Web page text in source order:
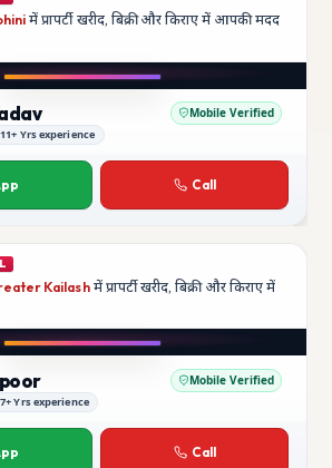
में प्रापर्टी खरीद, बिक्री और किराए में आपकी मदद
Mobile Verified
11+ Yrs experience
Call
Kailashमें प्रापर्टी खरीद, बिक्री और किराए में
Mobile Verified
7+ Yrs experience
Call